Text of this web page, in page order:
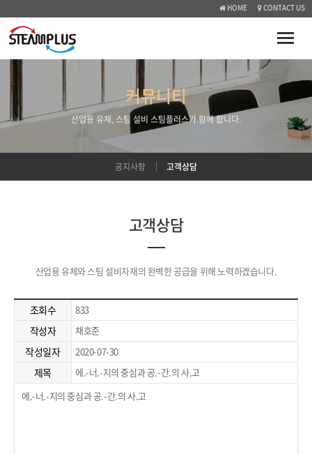
HOME CONTACT US
Toggle
커뮤니티
산업용 유체, 스팀 설비 스팀플러스가 함께 합니다.
공지사항 고객상담
고객상담
산업용 유체와 스팀 설비자재의 완벽한 공급을 위해 노력하겠습니다.
조회수 833
작성자 채호준
작성일자 2020-07-30
제목
에.-너.-지의 중심과 공.-간.의 사.고
에.-너.-지의 중심과 공.-간.의 사.고